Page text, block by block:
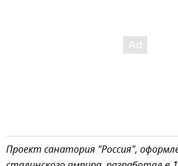
Проект санатория "Россия",